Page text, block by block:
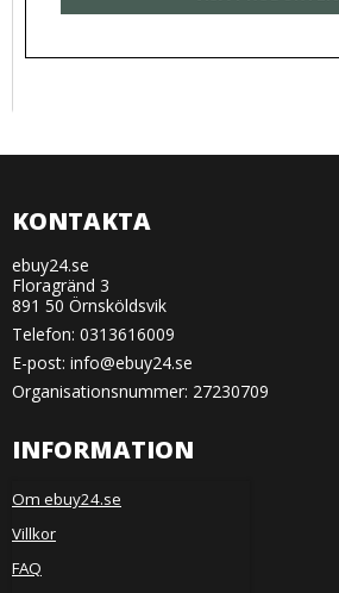
KONTAKTA
ebuy24.se
Floragränd 3
891 50 Örnsköldsvik
Telefon: 0313616009
E-post: info@ebuy24.se
Organisationsnummer: 27230709
INFORMATION
Om ebuy24.se
Villkor
FAQ